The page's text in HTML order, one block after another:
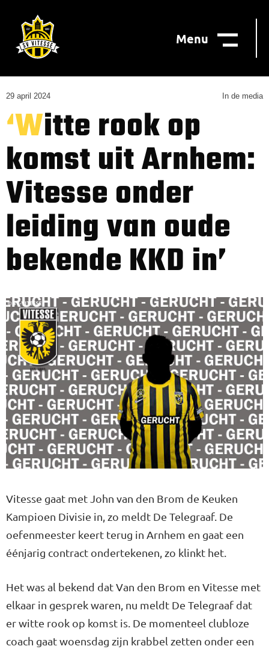
Menu
29 april 2024 In de media
‘Witte rook op
komst uit Arnhem:
Vitesse onder
leiding van oude
bekende KKD in’
Vitesse gaat met John van den Brom de Keuken
Kampioen Divisie in, zo meldt De Telegraaf. De
oefenmeester keert terug in Arnhem en gaat een
éénjarig contract ondertekenen, zo klinkt het.
Het was al bekend dat Van den Brom en Vitesse met
elkaar in gesprek waren, nu meldt De Telegraaf dat
er witte rook op komst is. De momenteel clubloze
coach gaat woensdag zijn krabbel zetten onder een